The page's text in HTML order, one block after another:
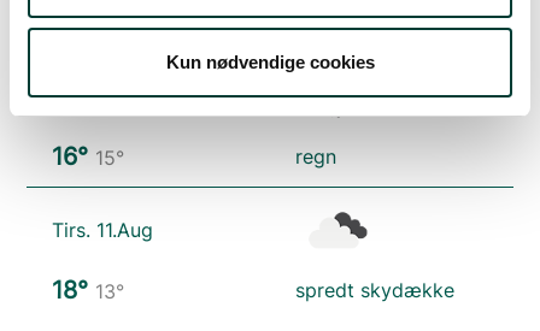
Kun nødvendige cookies
19°18° spredt skydække
Man. 10.Aug
16° 15° regn
Tirs. 11.Aug
18° 13° spredt skydække